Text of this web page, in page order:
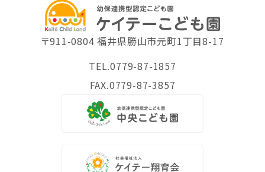
〒911-0804 福井県勝山市元町1丁目8-17
TEL.0779-87-1857
FAX.0779-87-3857